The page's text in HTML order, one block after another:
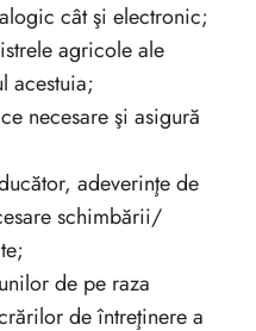
cât şi electronic;
agricole ale
acestuia;
necesare şi asigură
adeverinţe de
schimbării/
de pe raza
de întreţinere a